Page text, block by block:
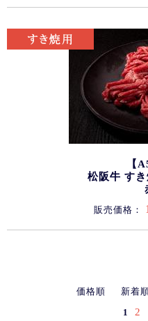
【
松阪牛 す
販売価格：
価格順 新着
1 2